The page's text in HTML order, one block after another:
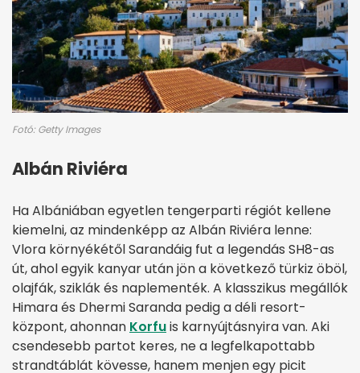
Fotó: Getty Images
Albán Riviéra
Ha Albániában egyetlen tengerparti régiót kellene
kiemelni, az mindenképp az Albán Riviéra lenne:
Vlora környékétől Sarandáig fut a legendás SH8-as
út, ahol egyik kanyar után jön a következő türkiz öböl,
olajfák, sziklák és naplementék. A klasszikus megállók
Himara és Dhermi Saranda pedig a déli resort-
központ, ahonnan Korfuis karnyújtásnyira van. Aki
csendesebb partot keres, ne a legfelkapottabb
strandtáblát kövesse, hanem menjen egy picit